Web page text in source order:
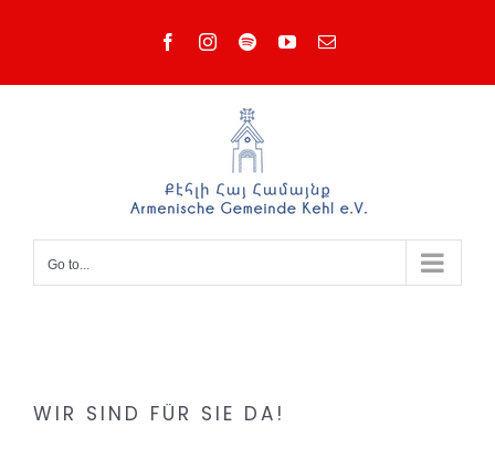
content
FacebookInstagram
SpotifyYouTubeEmail
Go to...
WIR SIND FÜR SIE DA!